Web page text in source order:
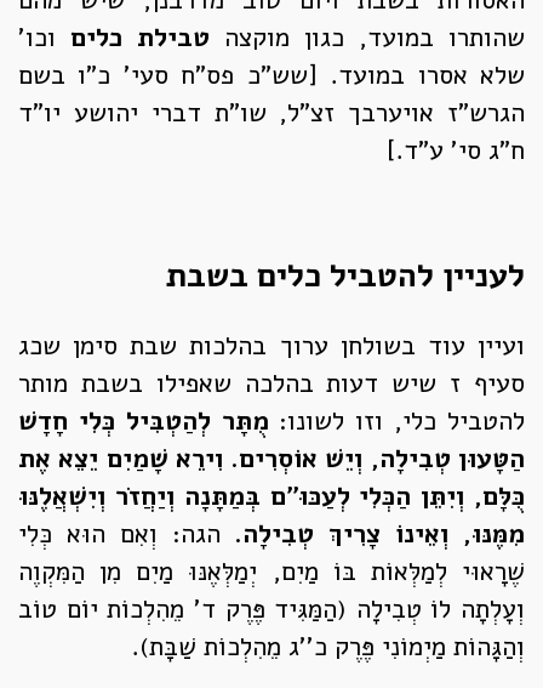
שהותרו במועד, כגון מוקצה טבילת כלים וכו'
שלא אסרו במועד. [שש"כ פס"ח סעי' כ"ו בשם
הגרש"ז אויערבך זצ"ל, שו"ת דברי יהושע יו"ד
ח"ג סי' ע"ד.]
לעניין להטביל כלים בשבת
ועיין עוד בשולחן ערוך בהלכות שבת סימן שכג
סעיף ז שיש דעות בהלכה שאפילו בשבת מותר
להטביל כלי, וזו לשונו: מֻתָּר לְהַטְבִּיל כְּלִי חָדָשׁ
הַטָּעוּן טְבִילָה, וְיֵשׁ אוֹסְרִים. וִירֵא שָׁמַיִם יֵצֵא אֶת
כֻּלָּם, וְיִתֵּן הַכְּלִי לְעַכּוּ''ם בְּמַתָּנָה וְיַחֲזֹר וְיִשְׁאֲלֶנּוּ
מִמֶּנּוּ, וְאֵינוֹ צָרִיךְ טְבִילָה. הגה: וְאִם הוּא כְּלִי
שֶׁרָאוּי לְמַלְּאוֹת בּוֹ מַיִם, יְמַלְּאֶנּוּ מַיִם מִן הַמִּקְוֶה
וְעָלְתָה לוֹ טְבִילָה (הַמַּגִּיד פֶּרֶק ד' מֵהִלְכוֹת יוֹם טוֹב
וְהַגָּהוֹת מַיְמוֹנִי פֶּרֶק כ''ג מֵהִלְכוֹת שַׁבָּת).